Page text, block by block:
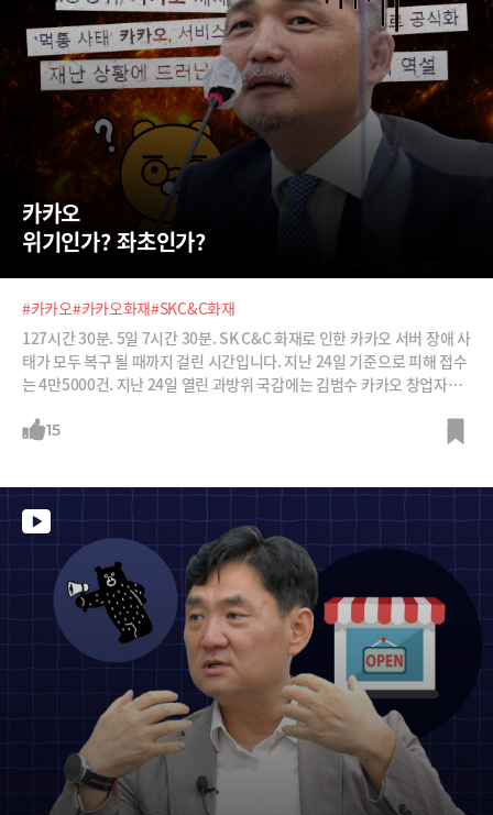
카카오
위기인가? 좌초인가?
#카카오#카카오화재#SKC&C화재
127시간 30분. 5일 7시간 30분. SK C&C 화재로 인한 카카오 서버 장애 사
태가 모두 복구 될 때까지 걸린 시간입니다. 지난 24일 기준으로 피해 접수
는 4만5000건. 지난 24일 열린 과방위 국감에는 김범수 카카오 창업자가
대됐는지, 이로 인해 카카오는 어떤 영향을 받고 있는지 그리고 앞으로 어
15